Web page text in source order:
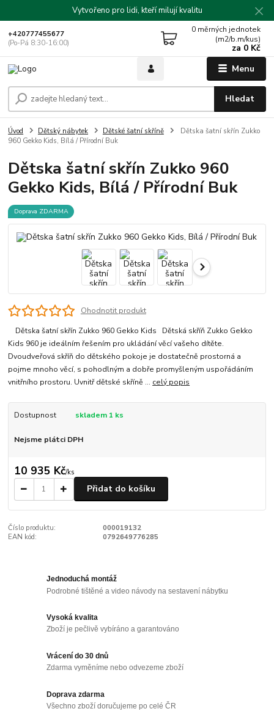
Vytvořeno pro lidi, kteří milují kvalitu
Menu
Hledat
+420777455677
(Po-Pá 8:30-16:00)
0 měrných jednotek
(m2/b.m/kus)
za 0 Kč
Úvod Dětský nábytek Dětské šatní skříně
Dětska šatní skřín Zukko
960 Gekko Kids, Bílá / Přírodní Buk
Dětska šatní skřín Zukko 960
Gekko Kids, Bílá / Přírodní Buk
Doprava ZDARMA
Ohodnotit produkt
Dětska šatní skřín Zukko 960 Gekko Kids Dětská skříň Zukko Gekko
Kids 960 je ideálním řešením pro ukládání věcí vašeho dítěte.
Dvoudveřová skříň do dětského pokoje je dostatečně prostorná a
pojme mnoho věcí, s pohodlným a dobře promyšleným uspořádáním
vnitřního prostoru. Uvnitř dětské skříně ... celý popis
Dostupnost skladem 1 ks
Nejsme plátci DPH
10 935 Kč/ks
Přidat do košíku
Číslo produktu:
000019132
EAN kód:
0792649776285
Jednoduchá montáž
Podrobné tištěné a video návody na sestavení nábytku
Vysoká kvalita
Zboží je pečlivě vybíráno a garantováno
Vrácení do 30 dnů
Zdarma vyměníme nebo odvezeme zboží
Doprava zdarma
Všechno zboží doručujeme po celé ČR